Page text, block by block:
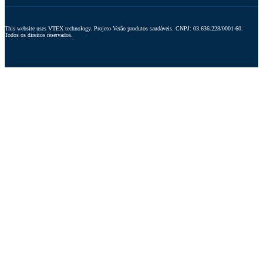
This website uses VTEX technology. Projeto Verão produtos saudáveis. CNPJ: 03.636.228/0001-60.
Todos os direitos reservados.